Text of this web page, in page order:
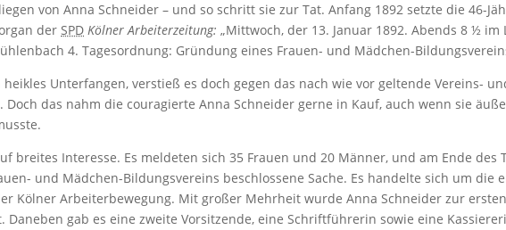
von Anna Schneider – und so schritt sie zur Tat. Anfang 1892 setzte die 46-
derSPD Kölner Arbeiterzeitung:„Mittwoch, der 13. Januar 1892. Abends 8 ½ im
4. Tagesordnung: Gründung eines Frauen- und Mädchen-
Unterfangen, verstieß es doch gegen das nach wie vor geltende Vereins-
Doch das nahm die couragierte Anna Schneider gerne in Kauf, auch wenn sie
breites Interesse. Es meldeten sich 35 Frauen und 20 Männer, und am Ende des
und Mädchen-Bildungsvereins beschlossene Sache. Es handelte sich um die
Kölner Arbeiterbewegung. Mit großer Mehrheit wurde Anna Schneider zur ersten
Daneben gab es eine zweite Vorsitzende, eine Schriftführerin sowie eine